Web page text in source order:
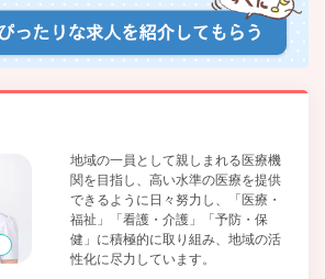
地域の一員として親しまれる医療機
関を目指し、高い水準の医療を提供
できるように日々努力し、「医療・
福祉」「看護・介護」「予防・保
健」に積極的に取り組み、地域の活
性化に尽力しています。